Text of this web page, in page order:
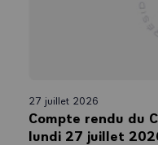
27 juillet 2026
Compte rendu du
lundi 27 juillet